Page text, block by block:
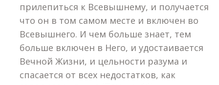
прилепиться к Всевышнему, и получается
что он в том самом месте и включен во
Всевышнего. И чем больше знает, тем
больше включен в Него, и удостаивается
Вечной Жизни, и цельности разума и
спасается от всех недостатков, как